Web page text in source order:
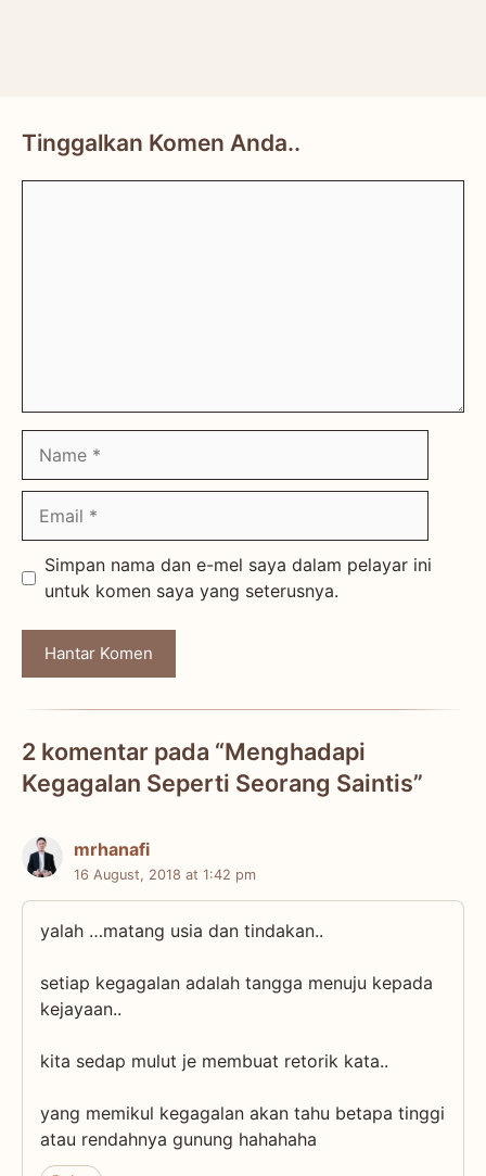
Tinggalkan Komen Anda..
Simpan nama dan e-mel saya dalam pelayar ini
untuk komen saya yang seterusnya.
2 komentar pada “Menghadapi
Kegagalan Seperti Seorang Saintis”
mrhanafi
16 August, 2018 at 1:42 pm
yalah …matang usia dan tindakan..
setiap kegagalan adalah tangga menuju kepada
kejayaan..
kita sedap mulut je membuat retorik kata..
yang memikul kegagalan akan tahu betapa tinggi
atau rendahnya gunung hahahaha